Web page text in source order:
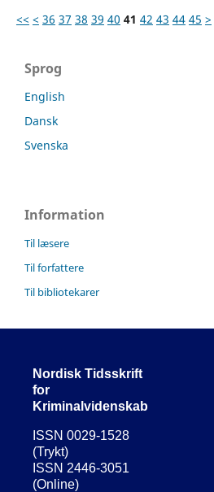
<< < 36 37 38 39 40 41 42 43 44 45 >
Sprog
English
Dansk
Svenska
Information
Til læsere
Til forfattere
Til bibliotekarer
Nordisk Tidsskrift
for
Kriminalvidenskab
ISSN 0029-1528
(Trykt)
ISSN 2446-3051
(Online)